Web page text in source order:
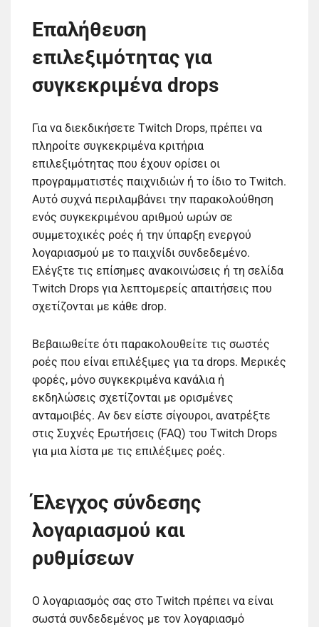
Επαλήθευση
επιλεξιμότητας για
συγκεκριμένα drops
Για να διεκδικήσετε Twitch Drops, πρέπει να
πληροίτε συγκεκριμένα κριτήρια
επιλεξιμότητας που έχουν ορίσει οι
προγραμματιστές παιχνιδιών ή το ίδιο το Twitch.
Αυτό συχνά περιλαμβάνει την παρακολούθηση
ενός συγκεκριμένου αριθμού ωρών σε
συμμετοχικές ροές ή την ύπαρξη ενεργού
λογαριασμού με το παιχνίδι συνδεδεμένο.
Ελέγξτε τις επίσημες ανακοινώσεις ή τη σελίδα
Twitch Drops για λεπτομερείς απαιτήσεις που
σχετίζονται με κάθε drop.
Βεβαιωθείτε ότι παρακολουθείτε τις σωστές
ροές που είναι επιλέξιμες για τα drops. Μερικές
φορές, μόνο συγκεκριμένα κανάλια ή
εκδηλώσεις σχετίζονται με ορισμένες
ανταμοιβές. Αν δεν είστε σίγουροι, ανατρέξτε
στις Συχνές Ερωτήσεις (FAQ) του Twitch Drops
για μια λίστα με τις επιλέξιμες ροές.
Έλεγχος σύνδεσης
λογαριασμού και
ρυθμίσεων
Ο λογαριασμός σας στο Twitch πρέπει να είναι
σωστά συνδεδεμένος με τον λογαριασμό